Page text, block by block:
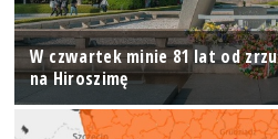
W czwartek minie 81 lat od
na Hiroszimę